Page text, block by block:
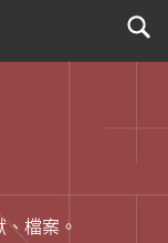
檔案。